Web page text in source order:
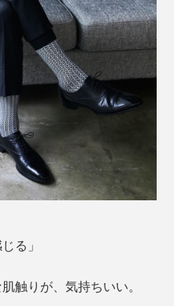
る」
触りが、気持ちいい。